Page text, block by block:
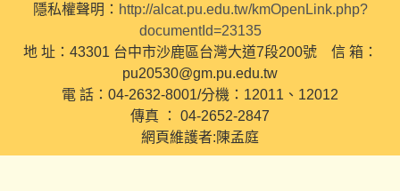
隱私權聲明： http://alcat.pu.edu.tw/kmOpenLink.php?
documentId=23135
地 址：43301 台中市沙鹿區台灣大道7段200號 信 箱：
pu20530@gm.pu.edu.tw
電 話：04-2632-8001/分機：12011、12012
傳真 ： 04-2652-2847
網頁維護者:陳孟庭